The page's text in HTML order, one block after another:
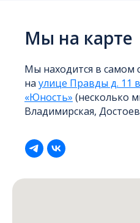
организма,
распознавать
часть курса —
роли
алгоритмы
Мы на карте
Мы находится в самом
на улице Правды д. 11
«Юность» (несколько
Владимирская,